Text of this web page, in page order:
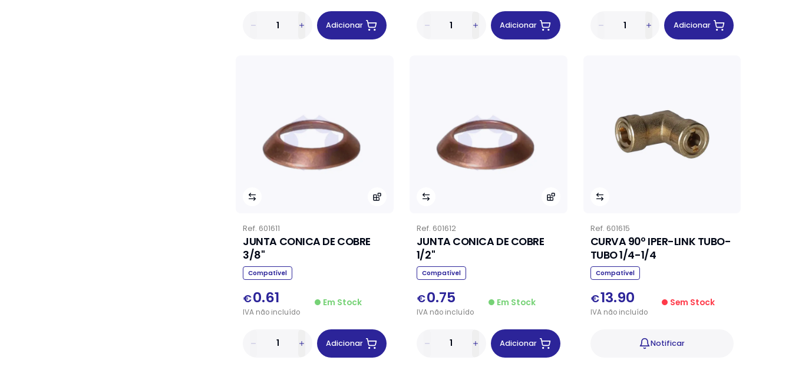
Adicionar Adicionar Adicionar
Ref. 601611
JUNTA CONICA DE COBRE
3/8"
Compatível
€0.61
IVA não incluído
Em Stock
Adicionar
Ref. 601612
JUNTA CONICA DE COBRE
1/2"
Compatível
€0.75
IVAnãoincluído
Em Stock
Adicionar
Ref. 601615
CURVA 90º IPER-LINK TUBO-
TUBO 1/4-1/4
Compatível
€13.90
IVAnãoincluído
Sem Stock
Notificar